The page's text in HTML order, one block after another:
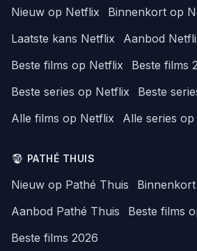
Nieuw op Netflix
Binnenkort op
Laatste kans Netflix
Aanbod
Beste films op Netflix
Beste films
Beste series op Netflix
Beste
Alle films op Netflix
Alle series
PATHÉ THUIS
Nieuw op Pathé Thuis
Aanbod Pathé Thuis
Beste films
Beste films 2026